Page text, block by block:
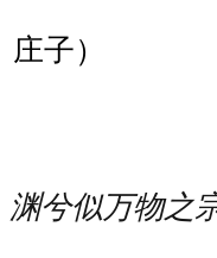
子）
兮似万物之